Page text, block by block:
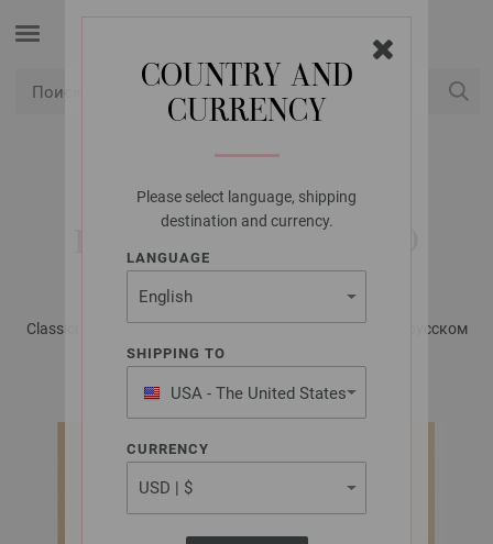
COUNTRY AND
CURRENCY
Please select language, shipping
destination and currency.
LANGUAGE
SHIPPING TO
USA - The United States
of America
CURRENCY
LANA GROSSA
ПУЛОВЕР ELASTICO
Classici No. 24 - Журнал на немецком, инструкции на русском
языке | Модель 22